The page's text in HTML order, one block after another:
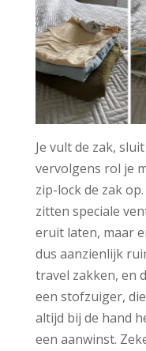
Je vult de zak,
vervolgens rol je
zip-lock de zak
zitten speciale
eruit laten, maar
dus aanzienlijk
travel zakken, en
een stofzuiger,
altijd bij de hand
een aanwinst.